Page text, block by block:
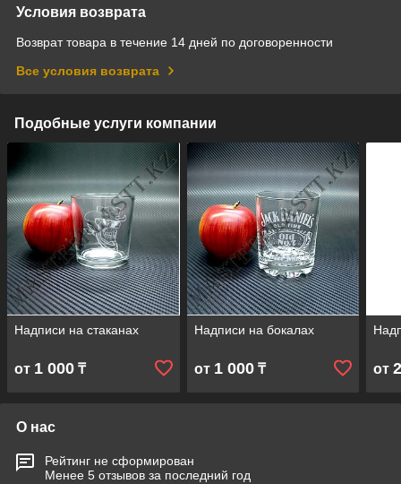
Условия возврата
Возврат товара в течение 14 дней по договоренности
Все условия возврата
Подобные услуги компании
Надписи на стаканах
от 1 000 ₸
Надписи на бокалах
от 1 000₸ от
О нас
Рейтинг не сформирован
Менее 5 отзывов за последний год